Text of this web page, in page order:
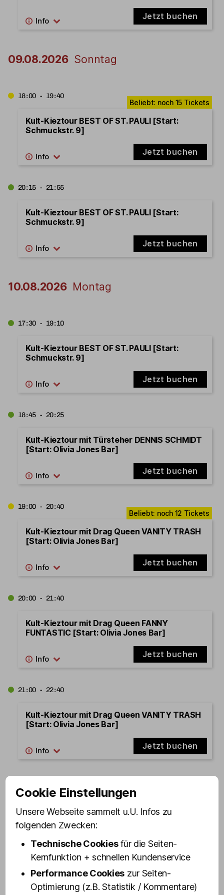
Jetzt buchen
09.08.2026 Sonntag
18:00 - 19:40
Kult-Kieztour BEST OF ST. PAULI [Start:
Schmuckstr. 9]
Jetzt buchen
20:15 - 21:55
Kult-Kieztour BEST OF ST. PAULI [Start:
Schmuckstr. 9]
Jetzt buchen
10.08.2026 Montag
17:30 - 19:10
Kult-Kieztour BEST OF ST. PAULI [Start:
Schmuckstr. 9]
Jetzt buchen
18:45 - 20:25
Kult-Kieztour mit Türsteher DENNIS SCHMIDT
[Start: Olivia Jones Bar]
Jetzt buchen
19:00 - 20:40
Kult-Kieztour mit Drag Queen VANITY TRASH
[Start: Olivia Jones Bar]
Jetzt buchen
20:00 - 21:40
Kult-Kieztour mit Drag Queen FANNY
FUNTASTIC [Start: Olivia Jones Bar]
Jetzt buchen
21:00 - 22:40
Kult-Kieztour mit Drag Queen VANITY TRASH
[Start: Olivia Jones Bar]
Jetzt buchen
11.08.2026 Dienstag
18:00 - 19:40
Kult-Kieztour BEST OF ST. PAULI [Start:
Schmuckstr. 9]
Jetzt buchen
Cookie Einstellungen
Unsere Webseite sammelt u.U. Infos zu
folgenden Zwecken:
Technische Cookiesfür die Seiten-
Kernfunktion + schnellen Kundenservice
Performance Cookies zur Seiten-
Optimierung (z.B. Statistik / Kommentare)